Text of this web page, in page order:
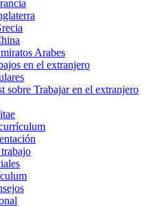
Arabes
en el extranjero
sobre Trabajar en el extranjero